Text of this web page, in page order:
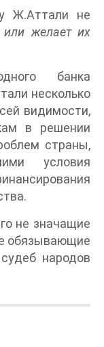
Ж.Аттали не
или желает их
банка
несколько
видимости,
в решении
страны,
условия
не значащие
обязывающие
народов